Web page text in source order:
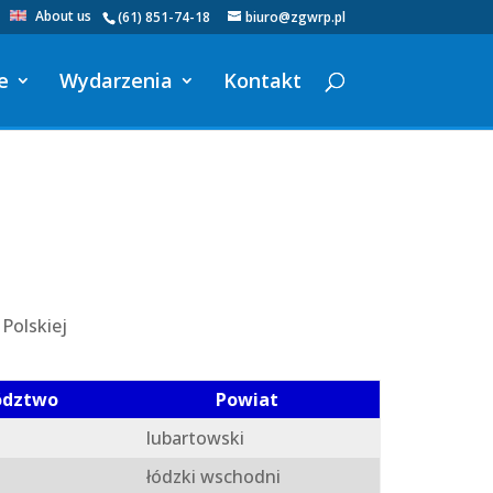
(61) 851-74-18 biuro@zgwrp.pl
About us
Wydarzenia Kontakt
Powiat
lubartowski
łódzki wschodni